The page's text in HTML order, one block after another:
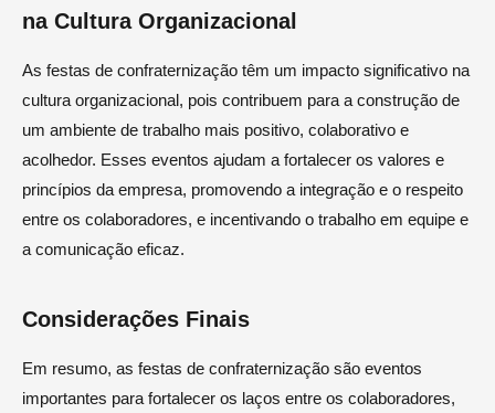
na Cultura Organizacional
As festas de confraternização têm um impacto significativo na
cultura organizacional, pois contribuem para a construção de
um ambiente de trabalho mais positivo, colaborativo e
acolhedor. Esses eventos ajudam a fortalecer os valores e
princípios da empresa, promovendo a integração e o respeito
entre os colaboradores, e incentivando o trabalho em equipe e
a comunicação eficaz.
Considerações Finais
Em resumo, as festas de confraternização são eventos
importantes para fortalecer os laços entre os colaboradores,